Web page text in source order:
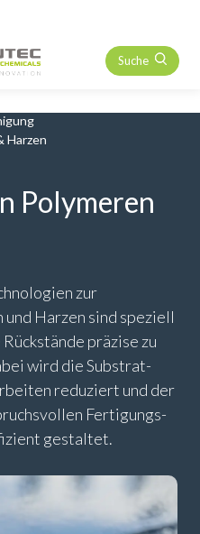
Suche
Harzen
Polymeren
zur
Harzen sind speziell
präzise zu
wird die Substrat-
reduziert und der
Fertigungs-
gestaltet.